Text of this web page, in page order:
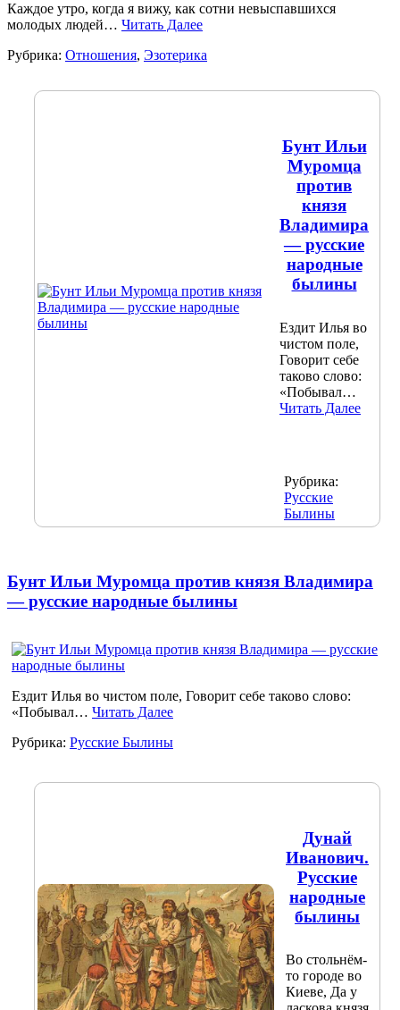
Каждое утро, когда я вижу, как сотни невыспавшихся
молодых людей… Читать Далее
Рубрика: Отношения, Эзотерика
Бунт Ильи
Муромца
против
князя
Владимира
— русские
народные
былины
Ездит Илья во
чистом поле,
Говорит себе
таково слово:
«Побывал…
Читать Далее
Рубрика:
Русские
Былины
Бунт Ильи Муромца против князя Владимира
— русские народные былины
Ездит Илья во чистом поле, Говорит себе таково слово:
«Побывал… Читать Далее
Рубрика: Русские Былины
Дунай
Иванович.
Русские
народные
былины
Во стольнём-
то городе во
Киеве, Да у